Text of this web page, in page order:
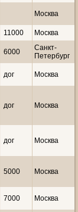
Москва
11000 Москва
6000
Санкт-
Петербург
дог Москва
дог Москва
дог Москва
5000 Москва
7000 Москва